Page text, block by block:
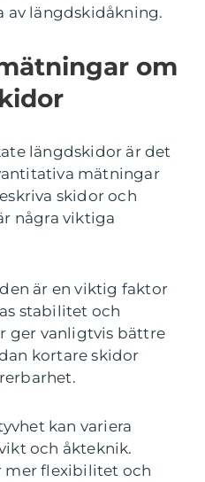
av längdskidåkning.
om
längdskidor är det
mätningar
skidor och
några viktiga
är en viktig faktor
stabilitet och
ger vanligtvis bättre
kortare skidor
kan variera
och åkteknik.
mer flexibilitet och